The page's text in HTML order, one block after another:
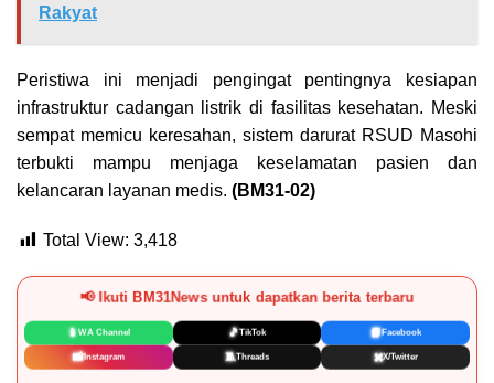
Rakyat
Peristiwa ini menjadi pengingat pentingnya kesiapan
infrastruktur cadangan listrik di fasilitas kesehatan. Meski
sempat memicu keresahan, sistem darurat RSUD Masohi
terbukti mampu menjaga keselamatan pasien dan
kelancaran layanan medis. (BM31-02)
Total View: 3,418
📢 Ikuti BM31News untuk dapatkan berita terbaru
📱WA Channel 🎵TikTok 📘Facebook
📸Instagram 🧵Threads ✖️X/Twitter